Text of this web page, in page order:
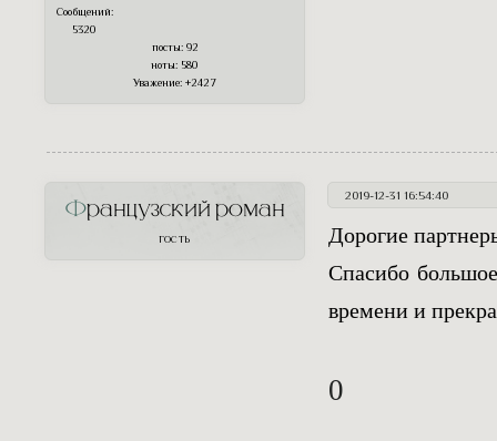
Сообщений:
5320
посты:92
ноты: 580
Уважение: +2427
2019-12-31 16:54:40
Французский роман
ГОСТЬ
Дорогие
Спасибо
времени и
0